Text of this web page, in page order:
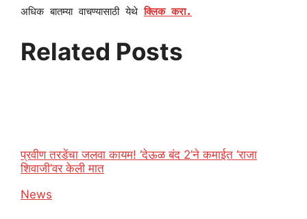
अधिक बातम्या वाचण्यासाठी येथेक्लिक करा.
Related Posts
प्रवीण तरडेंचा जलवा कायम! ‘देऊळ बंद 2’ने कमाईत ‘राजा
शिवाजी’वर केली मात
In relation to
News